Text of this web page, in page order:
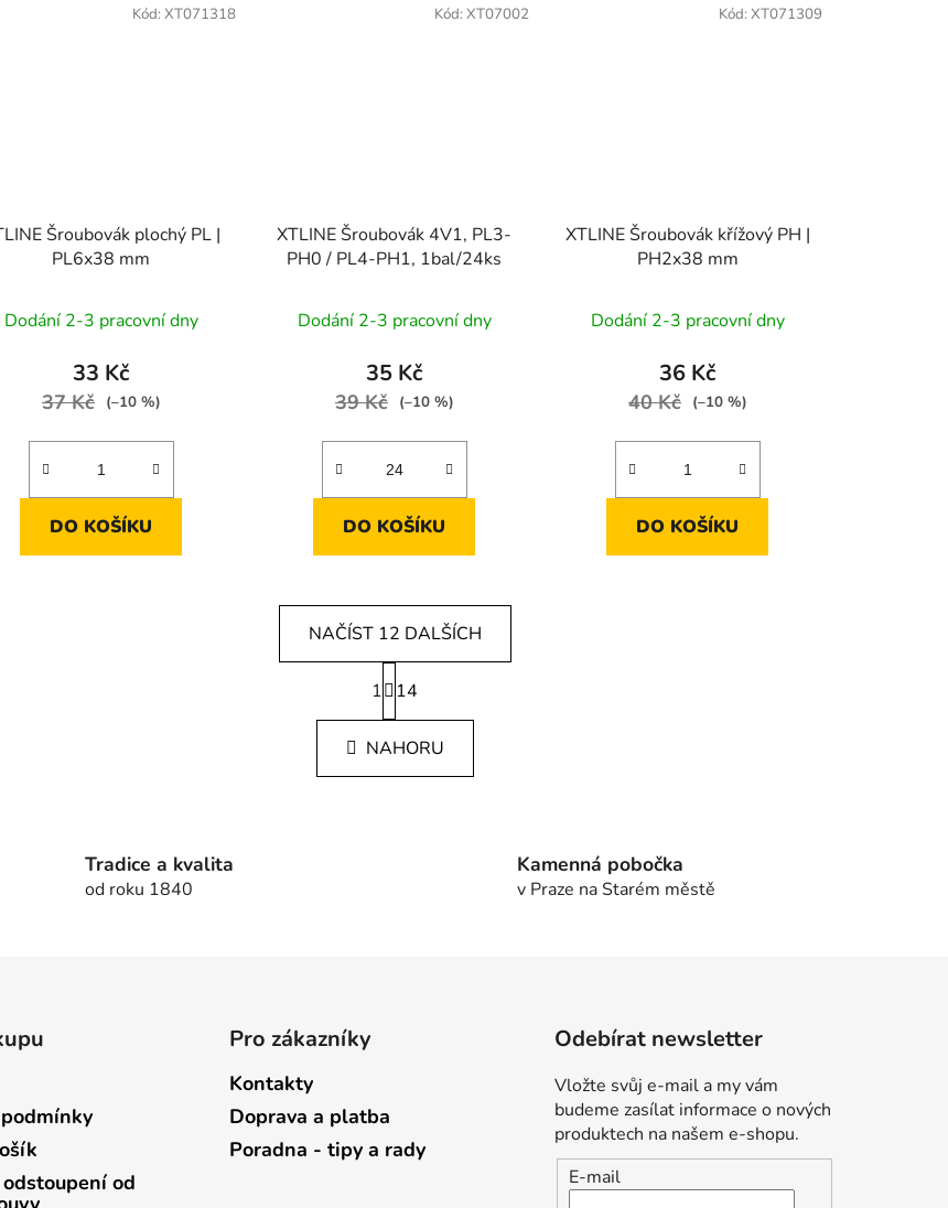
Šroubovák plochý PL |
PL6x38 mm
Dodání 2-3 pracovní dny
33 Kč
37 Kč (–10 %)
DO KOŠÍKU
Kód: XT071318
XTLINE Šroubovák 4V1, PL3-
PH0 / PL4-PH1, 1bal/24ks
Dodání 2-3 pracovní dny
35 Kč
39 Kč (–10 %)
DO KOŠÍKU
Kód: XT07002
XTLINE Šroubovák křížový PH |
PH2x38 mm
Dodání 2-3 pracovní dny
36 Kč
40 Kč (–10 %)
DO KOŠÍKU
Kód: XT071309
O
v
l
á
NAČÍST 12 DALŠÍCH
S
t
r
n
k
1 14
NAHORU
Tradice a kvalita
od roku 1840
Kamenná pobočka
v Praze na Starém městě
od
Pro zákazníky
Kontakty
Doprava a platba
Poradna - tipy a rady
Odebírat newsletter
Vložte svůj e-mail a my vám
budeme zasílat informace o nových
produktech na našem e-shopu.
E-mail